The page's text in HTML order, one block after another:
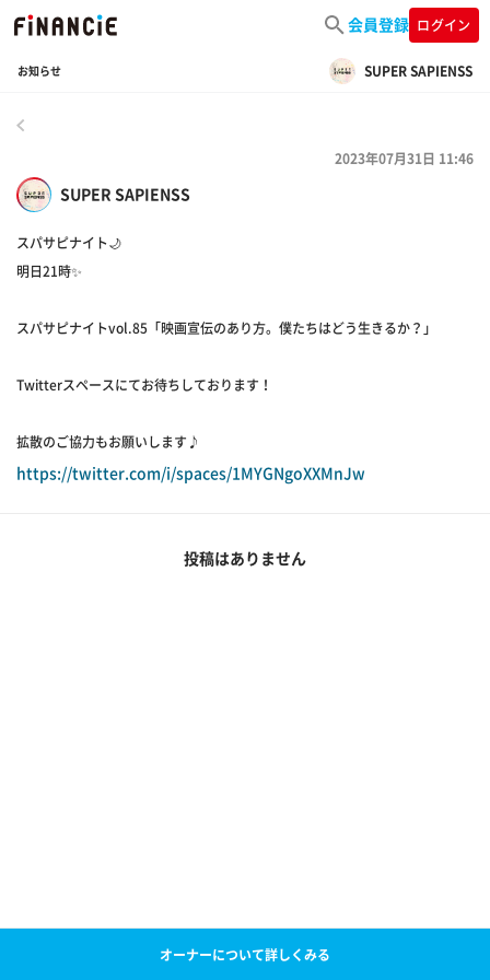
会員登録 ログイン
お知らせ SUPER SAPIENSS
SUPER SAPIENSS
2023年07月31日 11:46
スパサピナイト🌙
明日21時✨
スパサピナイトvol.85「映画宣伝のあり方。僕たちはどう生きるか？」
Twitterスペースにてお待ちしております！
拡散のご協力もお願いします♪
https://twitter.com/i/spaces/1MYGNgoXXMnJw
投稿はありません
オーナーについて詳しくみる